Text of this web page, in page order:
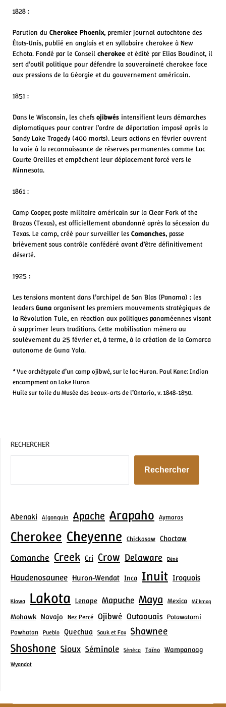
1828 :
Parution du Cherokee Phoenix, premier journal autochtone des
États‑Unis, publié en anglais et en syllabaire cherokee à New
Echota. Fondé par le Conseil cherokee et édité par Elias Boudinot, il
sert d’outil politique pour défendre la souveraineté cherokee face
aux pressions de la Géorgie et du gouvernement américain.
1851 :
Dans le Wisconsin, les chefs ojibwés intensifient leurs démarches
diplomatiques pour contrer l’ordre de déportation imposé après la
Sandy Lake Tragedy (400 morts). Leurs actions en février ouvrent
la voie à la reconnaissance de réserves permanentes comme Lac
Courte Oreilles et empêchent leur déplacement forcé vers le
Minnesota.
1861 :
Camp Cooper, poste militaire américain sur la Clear Fork of the
Brazos (Texas), est officiellement abandonné après la sécession du
Texas. Le camp, créé pour surveiller les Comanches, passe
brièvement sous contrôle confédéré avant d’être définitivement
déserté.
1925 :
Les tensions montent dans l’archipel de San Blas (Panama) : les
leaders Guna organisent les premiers mouvements stratégiques de
la Révolution Tule, en réaction aux politiques panaméennes visant
à supprimer leurs traditions. Cette mobilisation mènera au
soulèvement du 25 février et, à terme, à la création de la Comarca
autonome de Guna Yala.
*Vue archétypale d’un camp ojibwé, sur le lac Huron. Paul Kane: Indian
encampment on Lake Huron
Huile sur toile du Musée des beaux-arts de l’Ontario, v. 1848-1850.
RECHERCHER
Rechercher
Abenaki Algonquin Apache Arapaho Aymaras
Cherokee Cheyenne Chickasaw Choctaw
Comanche Creek Cri Crow Delaware Déné
Haudenosaunee Huron‑Wendat Inca Inuit Iroquois
Kiowa Lakota Lenape Mapuche Maya Mexica Mi’kmaq
Mohawk Navajo Nez Percé Ojibwé Outaouais Potawatomi
Powhatan Pueblo Quechua Sauk et Fox Shawnee
Shoshone Sioux Séminole Sénéca Taïno Wampanoag
Wyandot